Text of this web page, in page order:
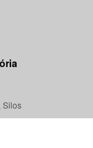
Silos